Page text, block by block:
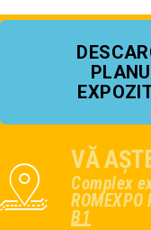
VĂ
Complex
ROMEXPO
B1